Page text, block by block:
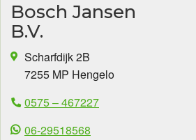
Bosch Jansen
B.V.
Scharfdijk 2B
7255 MP Hengelo
0575 – 467227
06-29518568